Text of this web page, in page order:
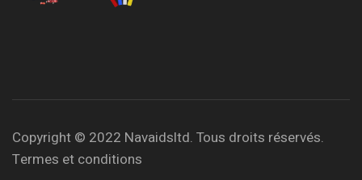
Copyright © 2022 Navaidsltd. Tous droits réservés.
Termes et conditions